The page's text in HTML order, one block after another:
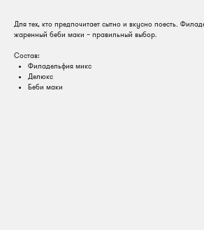
Для тех, кто предпочитает сытно и вкусно поесть.
жаренный беби маки – правильный выбор.
Состав:
Филадельфия микс
Делюкс
Беби маки